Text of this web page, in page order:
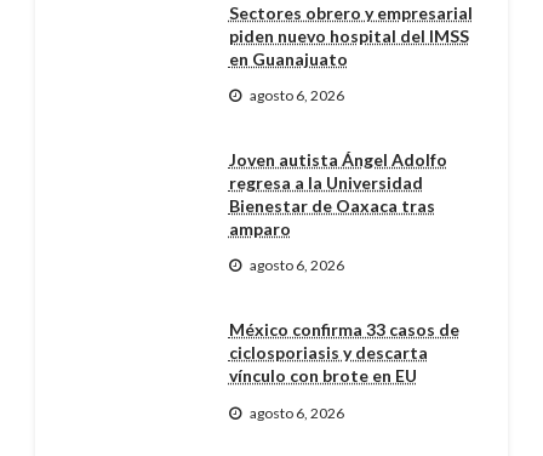
Sectores obrero y empresarial
piden nuevo hospital del IMSS
en Guanajuato
agosto 6, 2026
Joven autista Ángel Adolfo
regresa a la Universidad
Bienestar de Oaxaca tras
amparo
agosto 6, 2026
México confirma 33 casos de
ciclosporiasis y descarta
vínculo con brote en EU
agosto 6, 2026